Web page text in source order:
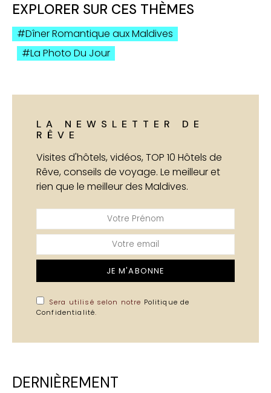
EXPLORER SUR CES THÈMES
Dîner Romantique aux Maldives
La Photo Du Jour
LA NEWSLETTER DE
RÊVE
Visites d'hôtels, vidéos, TOP 10 Hôtels de
Rêve, conseils de voyage. Le meilleur et
rien que le meilleur des Maldives.
JE M'ABONNE
Sera utilisé selon notre Politique de
Confidentialité.
DERNIÈREMENT